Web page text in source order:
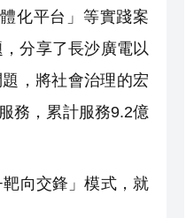
化平台」等實踐案
分享了長沙廣電以
，將社會治理的宏
務，累計服務9.2億
向交鋒」模式，就